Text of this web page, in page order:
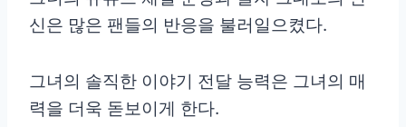
신은 많은 팬들의 반응을 불러일으켰다.
그녀의 솔직한 이야기 전달 능력은 그녀의 매
력을 더욱 돋보이게 한다.